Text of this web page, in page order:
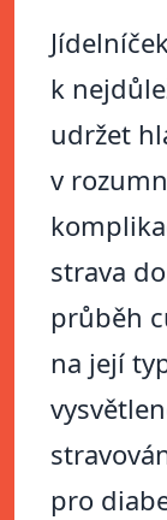
k
udržet
v
strava
průběh
na její
pro